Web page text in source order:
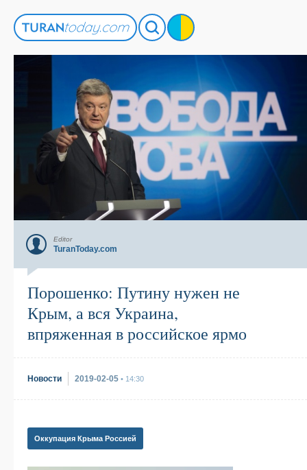
Editor
TuranToday.com
Порошенко: Путину нужен не
Крым, а вся Украина,
впряженная в российское ярмо
Новости 2019-02-05 • 14:30
Оккупация Крыма Россией